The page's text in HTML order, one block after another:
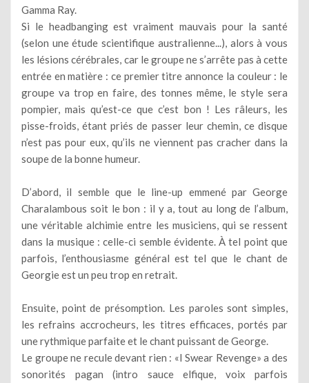
Gamma Ray.
Si le headbanging est vraiment mauvais pour la santé
(selon une étude scientifique australienne...), alors à vous
les lésions cérébrales, car le groupe ne s’arrête pas à cette
entrée en matière : ce premier titre annonce la couleur : le
groupe va trop en faire, des tonnes même, le style sera
pompier, mais qu’est-ce que c’est bon ! Les râleurs, les
pisse-froids, étant priés de passer leur chemin, ce disque
n’est pas pour eux, qu’ils ne viennent pas cracher dans la
soupe de la bonne humeur.
D’abord, il semble que le line-up emmené par George
Charalambous soit le bon : il y a, tout au long de l’album,
une véritable alchimie entre les musiciens, qui se ressent
dans la musique : celle-ci semble évidente. À tel point que
parfois, l’enthousiasme général est tel que le chant de
Georgie est un peu trop en retrait.
Ensuite, point de présomption. Les paroles sont simples,
les refrains accrocheurs, les titres efficaces, portés par
une rythmique parfaite et le chant puissant de George.
Le groupe ne recule devant rien : «I Swear Revenge» a des
sonorités pagan (intro sauce elfique, voix parfois